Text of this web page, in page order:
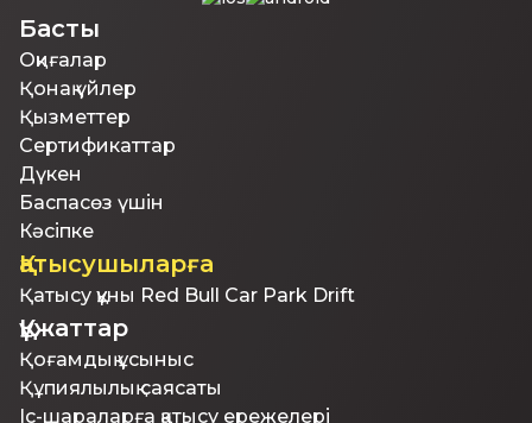
Басты
Оқиғалар
Қонақ үйлер
Қызметтер
Сертификаттар
Дүкен
Баспасөз үшін
Кәсіпке
Қатысушыларға
Қатысу құны Red Bull Car Park Drift
Құжаттар
Қоғамдық ұсыныс
Құпиялылық саясаты
Іс-шараларға қатысу ережелері